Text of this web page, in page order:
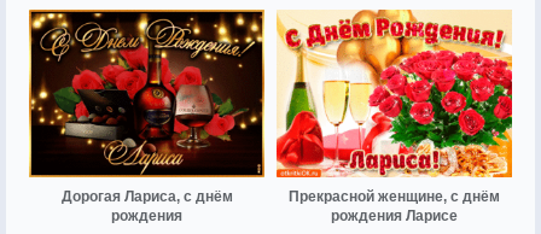
Дорогая Лариса, с днём
рождения
Прекрасной женщине, с днём
рождения Ларисе